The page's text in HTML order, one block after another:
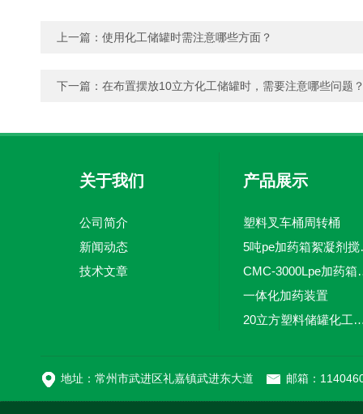
上一篇： 使用化工储罐时需注意哪些方面？
下一篇： 在布置摆放10立方化工储罐时，需要注意哪些问题
关于我们
公司简介
新闻动态
技术文章
产品展示
塑料叉车桶周转桶
5吨pe
CMC-
一体化加药装置
20立方塑料储罐化工储
地址：常州市武进区礼嘉镇武进东大道 邮箱：